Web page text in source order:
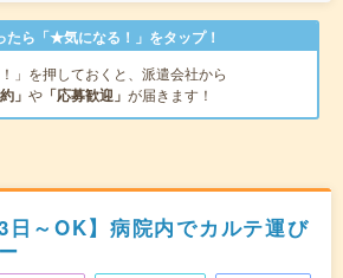
たら「★気になる！」をタップ！
！」を押しておくと、派遣会社から
」 や 「応募歓迎」 が届きます！
日～OK】病院内でカルテ運び